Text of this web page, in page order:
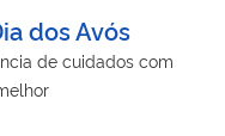
dos Avós
de cuidados com